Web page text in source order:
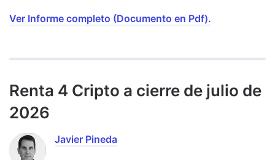
Ver Informe completo (Documento en Pdf).
Renta 4 Cripto a cierre de julio de
2026
Javier Pineda